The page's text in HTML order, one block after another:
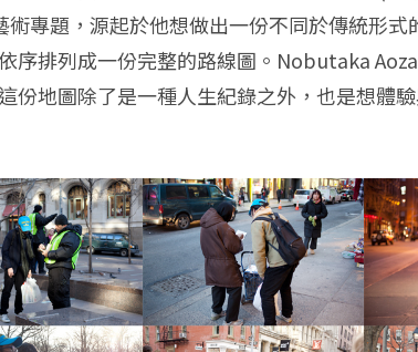
專題，源起於他想做出一份不同於傳統形式
序排列成一份完整的路線圖。Nobutaka
份地圖除了是一種人生紀錄之外，也是想體